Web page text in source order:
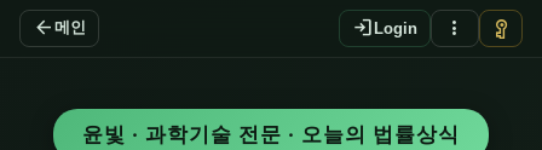
arrow_back 메인 login Login more_vert vpn_key
윤빛 · 과학기술 전문 · 오늘의 법률상식